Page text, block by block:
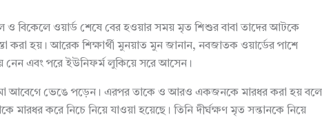
ও বিকেলে ওয়ার্ড শেষে বের হওয়ার সময় মৃত শিশুর বাবা তাদের আটকে
করা হয়। আরেক শিক্ষার্থী মুনয়াত মুন জানান, নবজাতক ওয়ার্ডের পাশে
নেন এবং পরে ইউনিফর্ম লুকিয়ে সরে আসেন।
মামা আবেগে ভেঙে পড়েন। এরপর তাকে ও আরও একজনকে মারধর করা হয় বলে
করে নিচে নিয়ে যাওয়া হয়েছে। তিনি দীর্ঘক্ষণ মৃত সন্তানকে নিয়ে